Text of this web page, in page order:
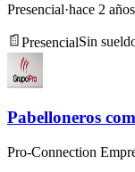
Presencial·hace 2 años
PresencialSin
Pabelloneros
Pro-Connection